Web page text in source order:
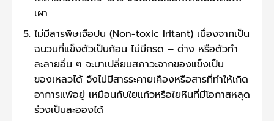
เผา
ไม่มีสารพิษเจือปน (Non-toxic Iritant) เนื่องจากเป็น
ฉนวนที่แข็งตัวเป็นก้อน ไม่มีกรด – ด่าง หรือตัวทำ
ละลายอื่น ๆ จะมาเปลี่ยนสภาวะจากของแข็งเป็น
ของเหลวได้ จึงไม่มีสารระคายเคืองหรือสารที่ทำให้เกิด
อาการแพ้อยู่ เหมือนกับใยแก้วหรือใยหินที่มีโอกาสหลุด
ร่วงเป็นละอองได้